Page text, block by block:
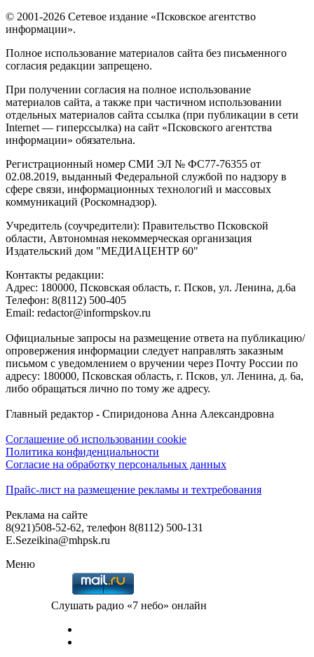
© 2001-2026 Сетевое издание «Псковское агентство
информации».
Полное использование материалов сайта без письменного
согласия редакции запрещено.
При получении согласия на полное использование
материалов сайта, а также при частичном использовании
отдельных материалов сайта ссылка (при публикации в сети
Internet — гиперссылка) на сайт «Псковского агентства
информации» обязательна.
Регистрационный номер СМИ ЭЛ № ФС77-76355 от
02.08.2019, выданный Федеральной службой по надзору в
сфере связи, информационных технологий и массовых
коммуникаций (Роскомнадзор).
Учредитель (соучредители): Правительство Псковской
области, Автономная некоммерческая организация
Издательский дом "МЕДИАЦЕНТР 60"
Контакты редакции:
Адреc: 180000, Псковская область, г. Псков, ул. Ленина, д.6а
Телефон: 8(8112) 500-405
Email: redactor@informpskov.ru
Официальные запросы на размещение ответа на публикацию/
опровержения информации следует направлять заказным
письмом с уведомлением о вручении через Почту России по
адресу: 180000, Псковская область, г. Псков, ул. Ленина, д. 6а,
либо обращаться лично по тому же адресу.
Главный редактор - Спиридонова Анна Александровна
Соглашение об использовании cookie
Политика конфиденциальности
Согласие на обработку персональных данных
Прайс-лист на размещение рекламы и техтребования
Реклама на сайте
8(921)508-52-62, телефон 8(8112) 500-131
E.Sezeikina@mhpsk.ru
Меню
Слушать радио «7 небо» онлайн